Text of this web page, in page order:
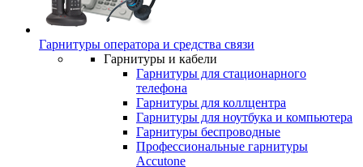
Гарнитуры оператора и средства связи
Гарнитуры и кабели
Гарнитуры для стационарного
телефона
Гарнитуры для коллцентра
Гарнитуры для ноутбука и компьютера
Гарнитуры беспроводные
Профессиональные гарнитуры
Accutone